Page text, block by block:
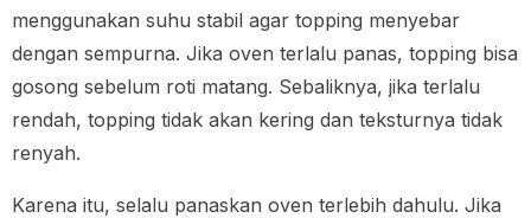
menggunakan suhu stabil agar topping menyebar
dengan sempurna. Jika oven terlalu panas, topping bisa
gosong sebelum roti matang. Sebaliknya, jika terlalu
rendah, topping tidak akan kering dan teksturnya tidak
renyah.
Karena itu, selalu panaskan oven terlebih dahulu. Jika